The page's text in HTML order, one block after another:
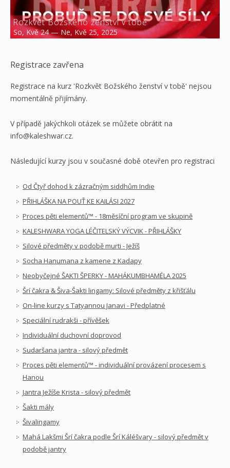
Rozkvět Božského ženství v tobě
So, Kvě 24 — Ne, Kvě 25, 2025
Registrace zavřena
Registrace na kurz 'Rozkvět Božského ženství v tobě' nejsou
momentálně přijímány.
V případě jakýchkoli otázek se můžete obrátit na
info@kaleshwar.cz.
Následující kurzy jsou v současné době otevřen pro registraci
Od Čtyř dohod k zázračným siddhům Indie
PŘIHLÁŠKA NA POUŤ KE KAILÁSI 2027
Proces pěti elementů™ - 18měsíční program ve skupině
KALESHWARA YOGA LÉČITELSKÝ VÝCVIK - PŘIHLÁŠKY
Silové předměty v podobě murti - Ježíš
Socha Hanumana z kamene z Kadapy
Neobyčejné ŠAKTI ŠPERKY - MAHÁKUMBHAMÉLA 2025
Šrí čakra & Šiva-Šakti lingamy: Silové předměty z křišťálu
On-line kurzy s Tatyannou Janavi - Předplatné
Speciální rudrakši - přívěšek
Individuální duchovní doprovod
Sudaršana jantra - silový předmět
Proces pěti elementů™ - individuální provázení procesem s
Hanou
Jantra Ježíše Krista - silový předmět
Šakti mály
Šivalingamy
Mahá Lakšmi Šrí čakra podle Šrí Káléšvary - silový předmět v
podobě jantry